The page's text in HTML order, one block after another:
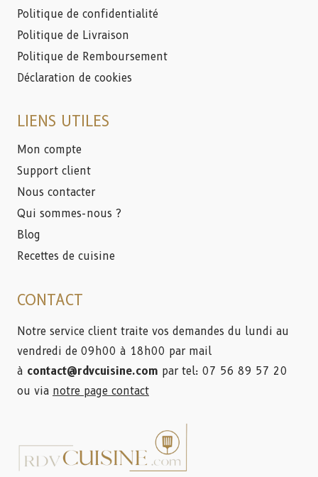
Politique de confidentialité
Politique de Livraison
Politique de Remboursement
Déclaration de cookies
LIENS UTILES
Mon compte
Support client
Nous contacter
Qui sommes-nous ?
Blog
Recettes de cuisine
CONTACT
Notre service client traite vos demandes du lundi au
vendredi de 09h00 à 18h00 par mail
à contact@rdvcuisine.com par tel: 07 56 89 57 20
ou via notre page contact